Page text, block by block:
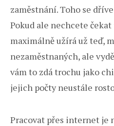
zaměstnání. Toho se
Pokud ale nechcete
maximálně užírá už teď,
nezaměstnaných, ale
vám to zdá trochu jako
jejich počty neustále
Pracovat přes internet je